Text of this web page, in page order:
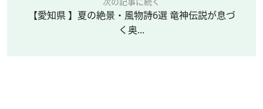
【愛知県 】夏の絶景・風物詩6選 竜神伝説が息づ
く奥...